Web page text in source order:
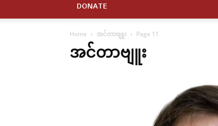
DONATE
Home အင်တာဗျူး Page 11
အင်တာဗျူး